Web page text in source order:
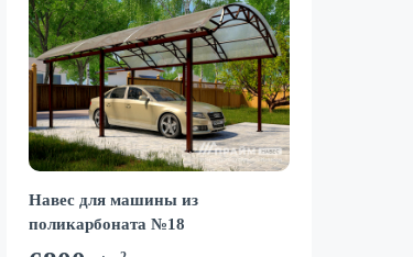
Навес для машины из
поликарбоната №18